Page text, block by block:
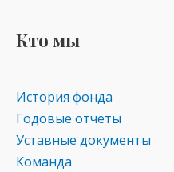
Кто мы
История фонда
Годовые отчеты
Уставные документы
Команда